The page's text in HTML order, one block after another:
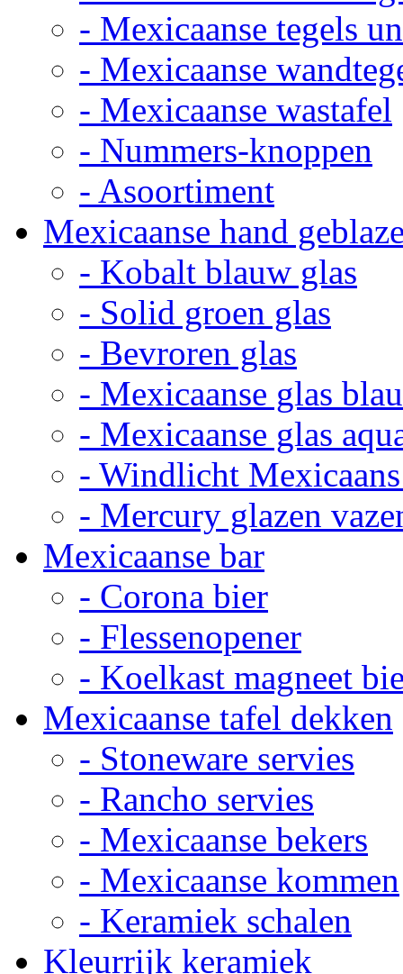
- Mexicaanse tegels
- Mexicaanse
- Mexicaanse wastafel
- Nummers-knoppen
- Asoortiment
Mexicaanse hand
- Kobalt blauw glas
- Solid groen glas
- Bevroren glas
- Mexicaanse glas
- Mexicaanse glas
- Windlicht
- Mercury glazen
Mexicaanse bar
- Corona bier
- Flessenopener
- Koelkast magneet
Mexicaanse tafel dekken
- Stoneware servies
- Rancho servies
- Mexicaanse bekers
- Mexicaanse kommen
- Keramiek schalen
Kleurrijk keramiek